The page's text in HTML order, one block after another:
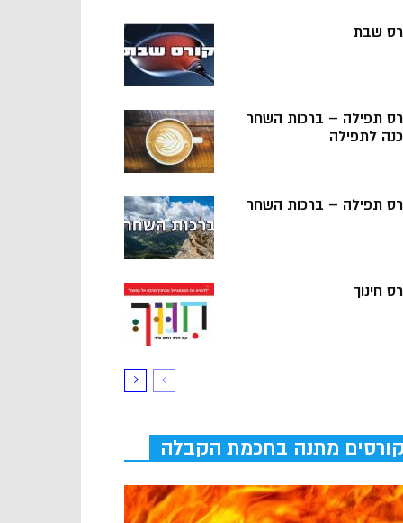
שבת
תפילה – ברכות השחר
לתפילה
תפילה – ברכות השחר
חינוך
קורסים מתנה בחכמת הקבלה